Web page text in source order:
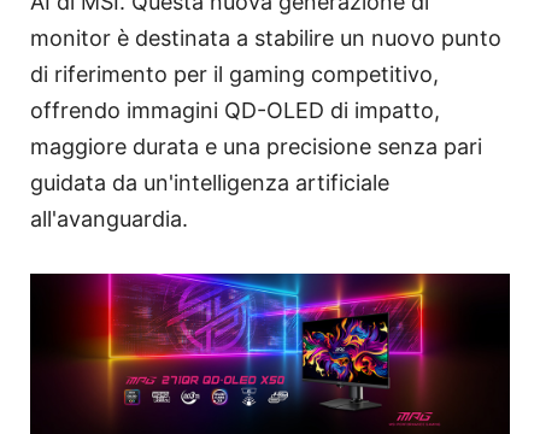
monitor è destinata a stabilire un nuovo punto
di riferimento per il gaming competitivo,
offrendo immagini QD-OLED di impatto,
maggiore durata e una precisione senza pari
guidata da un'intelligenza artificiale
all'avanguardia.